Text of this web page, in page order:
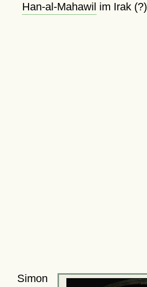
Han-al-Mahawil im Irak (?)
Simon